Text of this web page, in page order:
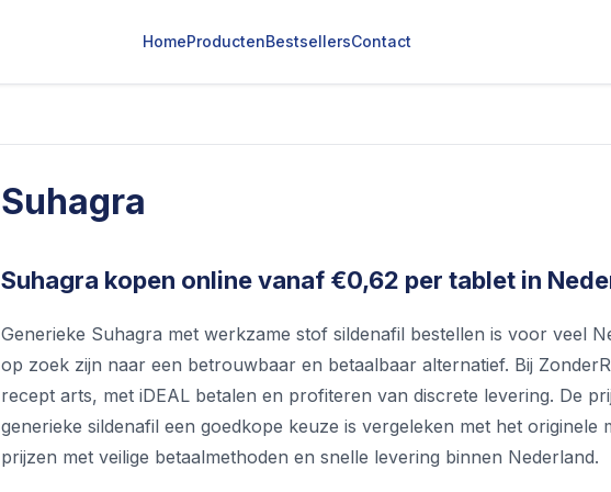
HomeProductenBestsellersContact
Suhagra
Suhagra kopen online vanaf €0,62 per tablet in
Generieke Suhagra met werkzame stof sildenafil bestellen is voor veel
op zoek zijn naar een betrouwbaar en betaalbaar alternatief. Bij
recept arts, met iDEAL betalen en profiteren van discrete levering. De
generieke sildenafil een goedkope keuze is vergeleken met het
prijzen met veilige betaalmethoden en snelle levering binnen Nederland.